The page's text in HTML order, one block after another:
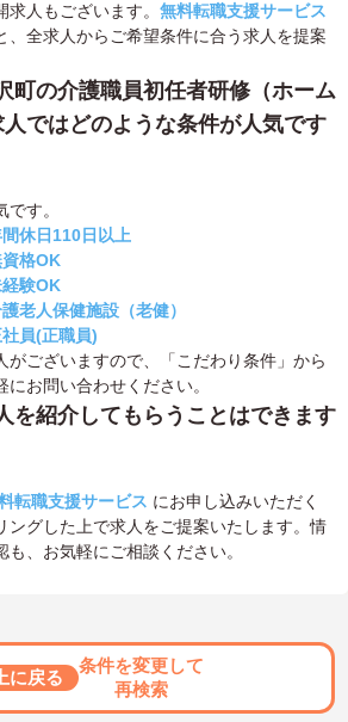
人もございます。 無料転職支援サービス
、全求人からご希望条件に合う求人を提案
町の介護職員初任者研修（ホーム
ではどのような条件が人気です
す。
休日110日以上
格OK
験OK
老人保健施設（老健）
員(正職員)
がございますので、「こだわり条件」から
お問い合わせください。
を紹介してもらうことはできます
転職支援サービス にお申し込みいただく
ングした上で求人をご提案いたします。情
、お気軽にご相談ください。
に戻る
条件を変更して
再検索